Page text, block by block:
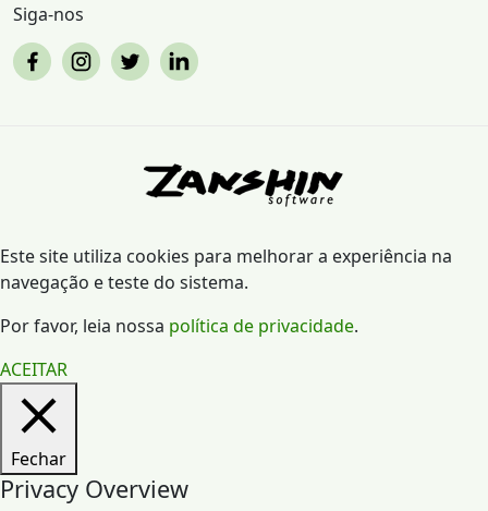
Siga-nos
Este site utiliza cookies para melhorar a experiência na
navegação e teste do sistema.
Por favor, leia nossa política de privacidade.
ACEITAR
Fechar
Privacy Overview